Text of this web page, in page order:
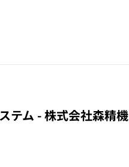
テム - 株式会社森精機